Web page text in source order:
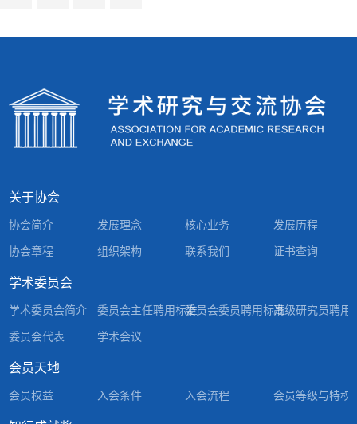
示，欧盟2025年新增电池
电工器材出口增长了18.
人工智能算力需求旺
关于协会
协会简介 发展理念 核心业务 发展历程
协会章程 组织架构 联系我们 证书查询
学术委员会
学术委员会简介 委员会主任聘用标准委员会委员聘用标准高级研究员聘用
委员会代表 学术会议
会员天地
会员权益 入会条件 入会流程 会员等级与特权